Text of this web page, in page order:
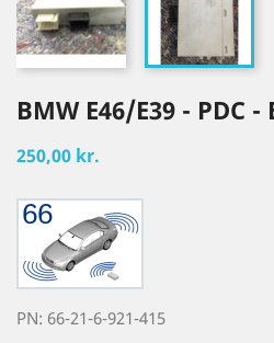
BMW E46/E39 - PDC -
250,00 kr.
PN: 66-21-6-921-415